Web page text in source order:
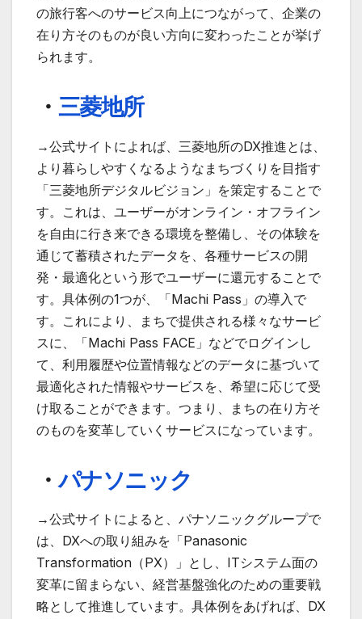
の旅行客へのサービス向上につながって、企業の
在り方そのものが良い方向に変わったことが挙げ
られます。
・ 三菱地所
→公式サイトによれば、三菱地所のDX推進とは、
より暮らしやすくなるようなまちづくりを目指す
「三菱地所デジタルビジョン」を策定することで
す。これは、ユーザーがオンライン・オフライン
を自由に行き来できる環境を整備し、その体験を
通じて蓄積されたデータを、各種サービスの開
発・最適化という形でユーザーに還元することで
す。具体例の1つが、「Machi Pass」の導入で
す。これにより、まちで提供される様々なサービ
スに、「Machi Pass FACE」などでログインし
て、利用履歴や位置情報などのデータに基づいて
最適化された情報やサービスを、希望に応じて受
け取ることができます。つまり、まちの在り方そ
のものを変革していくサービスになっています。
・パナソニック
→公式サイトによると、パナソニックグループで
は、DXへの取り組みを「Panasonic
Transformation（PX）」とし、ITシステム面の
変革に留まらない、経営基盤強化のための重要戦
略として推進しています。具体例をあげれば、DX